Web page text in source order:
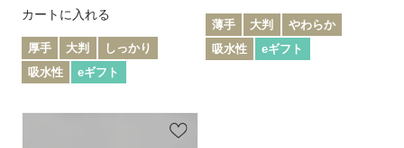
カートに入れる
厚手 大判
しっかり
吸水性
eギフト
薄手 大判
やわらか
吸水性
eギフト